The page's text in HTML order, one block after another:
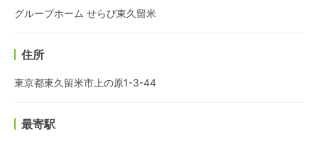
グループホーム せらび東久留米
住所
東京都東久留米市上の原1-3-44
最寄駅